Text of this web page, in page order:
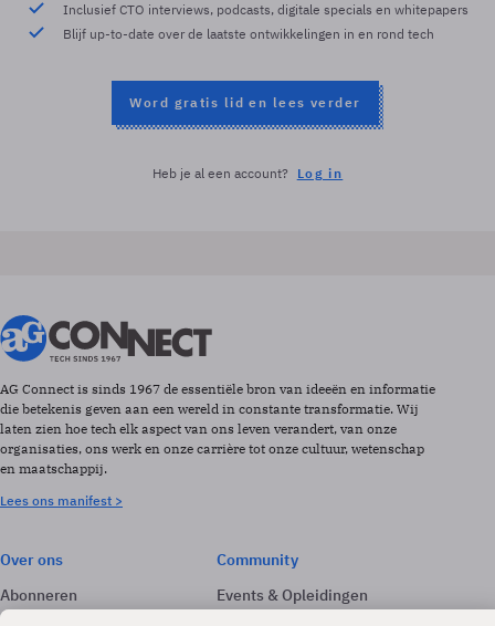
Inclusief CTO interviews, podcasts, digitale specials en whitepapers
Blijf up-to-date over de laatste ontwikkelingen in en rond tech
Word gratis lid en lees verder
Heb je al een account? Log in
AG Connect is sinds 1967 de essentiële bron van ideeën en informatie
die betekenis geven aan een wereld in constante transformatie. Wij
laten zien hoe tech elk aspect van ons leven verandert, van onze
organisaties, ons werk en onze carrière tot onze cultuur, wetenschap
en maatschappij.
Lees ons manifest >
Over ons
Abonneren
Adverteren
Community
Events & Opleidingen